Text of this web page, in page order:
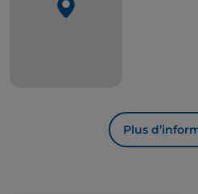
Plus